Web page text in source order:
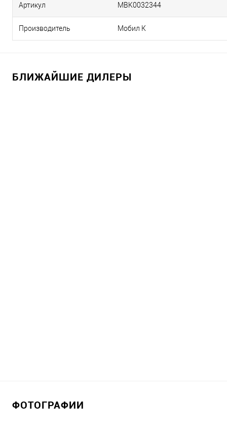
Артикул MBK0032344
Производитель Мобил К
БЛИЖАЙШИЕ ДИЛЕРЫ
ФОТОГРАФИИ